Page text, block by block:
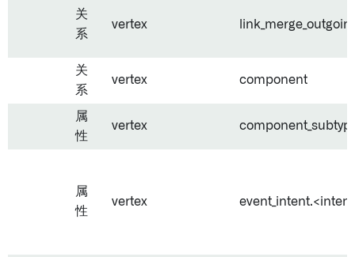
关
系
vertex
关
系
vertex component
属
性
vertex
属
性
vertex